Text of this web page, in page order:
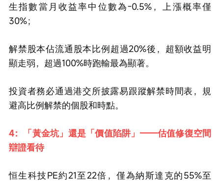
生指數當月收益率中位數為-0.5%，上漲概率僅
30%；
解禁股本佔流通股本比例超過20%後，超額收益明
顯走弱，超過100%時跑輸最為顯著。
投資者務必通過港交所披露易跟蹤解禁時間表，規
避高比例解禁的個股和時點。
4：「黃金坑」還是「價值陷阱」——估值修復空間
辯證看待
恒生科技PE約21至22倍，僅為納斯達克的55%至